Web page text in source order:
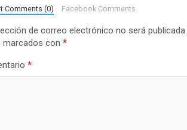
Comments (0) Facebook Comments
de correo electrónico no será publicada.
marcados con *
*